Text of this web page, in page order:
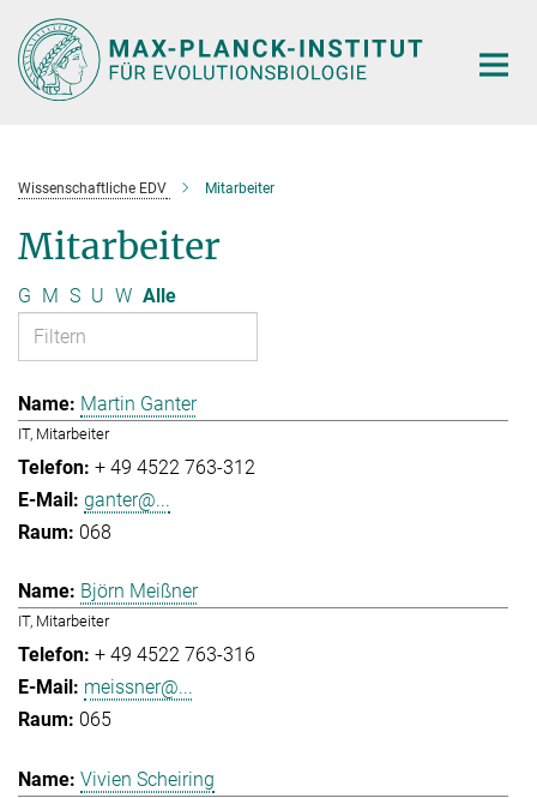
Hauptinhalt
Wissenschaftliche EDV Mitarbeiter
Mitarbeiter
G M S U W Alle
Martin Ganter
IT, Mitarbeiter
+ 49 4522 763-312
ganter@...
068
Björn Meißner
IT, Mitarbeiter
+ 49 4522 763-316
meissner@...
065
Vivien Scheiring